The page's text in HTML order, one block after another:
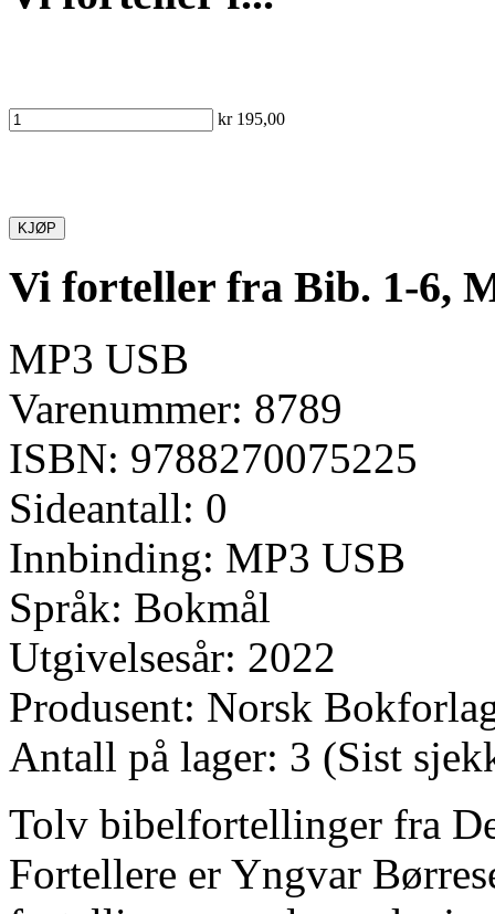
kr 195,00
KJØP
Vi forteller fra Bib. 1-6,
MP3 USB
Varenummer: 8789
ISBN: 9788270075225
Sideantall: 0
Innbinding: MP3 USB
Språk: Bokmål
Utgivelsesår: 2022
Produsent: Norsk
Antall på lager: 3 (Sist
Tolv bibelfortellinger fra
Fortellere er Yngvar